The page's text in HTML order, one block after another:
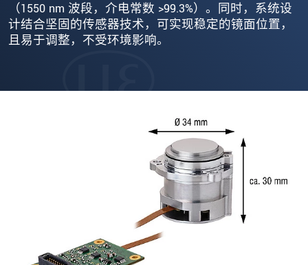
（1550 nm 波段，介电常数 >99.3%）。同时，系统设
计结合坚固的传感器技术，可实现稳定的镜面位置，
且易于调整，不受环境影响。